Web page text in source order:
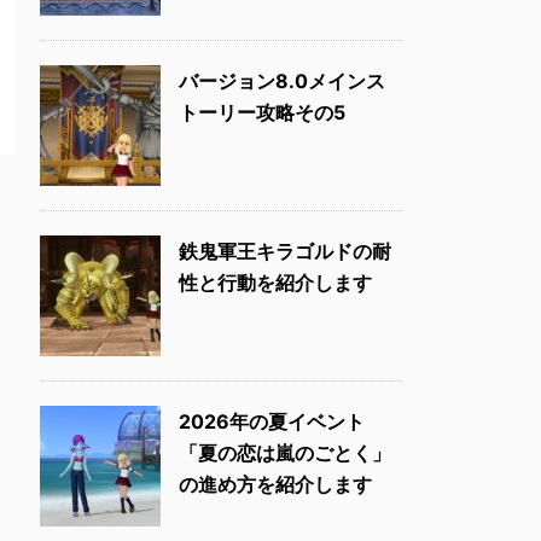
バージョン8.0メインス
トーリー攻略その5
鉄鬼軍王キラゴルドの耐
性と行動を紹介します
2026年の夏イベント
「夏の恋は嵐のごとく」
の進め方を紹介します